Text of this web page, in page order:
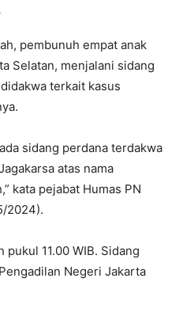
pembunuh empat anak
Selatan, menjalani sidang
terkait kasus
sidang perdana terdakwa
atas nama
kata pejabat Humas PN
2024).
11.00 WIB. Sidang
Negeri Jakarta